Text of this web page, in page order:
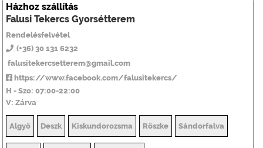
Házhoz szállítás
Falusi Tekercs Gyorsétterem
Rendelésfelvétel
(+36) 30 131 6232
falusitekercsetterem@gmail.com
https://www.facebook.com/falusitekercs/
H - Szo: 07:00-22:00
V: Zárva
Algyő Deszk Kiskundorozsma Röszke Sándorfalva